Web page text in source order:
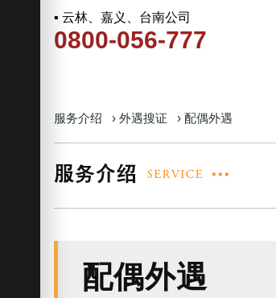
▪ 云林、嘉义、台南公司
0800-056-777
服务介绍 › 外遇搜证 › 配偶外遇
配偶外遇